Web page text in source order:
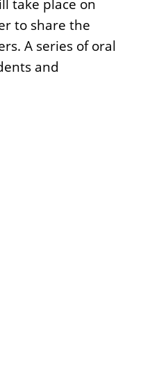
to share the
A series of oral
and